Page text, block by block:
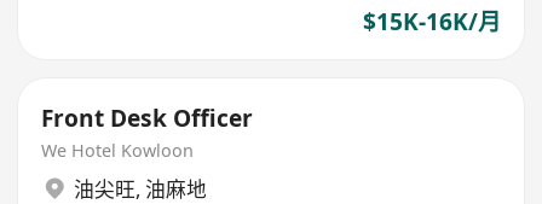
$15K-16K/月
Front Desk Officer
We Hotel Kowloon
油尖旺, 油麻地